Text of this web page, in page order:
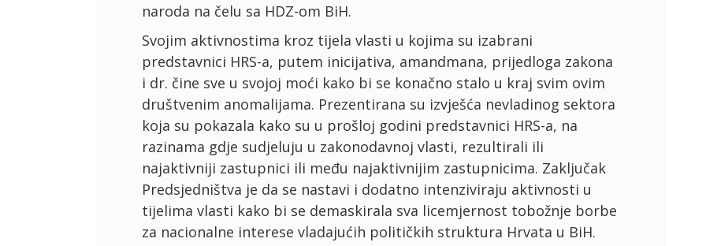
naroda na čelu sa HDZ-om BiH.
Svojim aktivnostima kroz tijela vlasti u kojima su izabrani
predstavnici HRS-a, putem inicijativa, amandmana, prijedloga zakona
i dr. čine sve u svojoj moći kako bi se konačno stalo u kraj svim ovim
društvenim anomalijama. Prezentirana su izvješća nevladinog sektora
koja su pokazala kako su u prošloj godini predstavnici HRS-a, na
razinama gdje sudjeluju u zakonodavnoj vlasti, rezultirali ili
najaktivniji zastupnici ili među najaktivnijim zastupnicima. Zaključak
Predsjedništva je da se nastavi i dodatno intenziviraju aktivnosti u
tijelima vlasti kako bi se demaskirala sva licemjernost tobožnje borbe
za nacionalne interese vladajućih političkih struktura Hrvata u BiH.